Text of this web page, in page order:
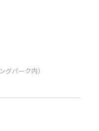
グパーク内）